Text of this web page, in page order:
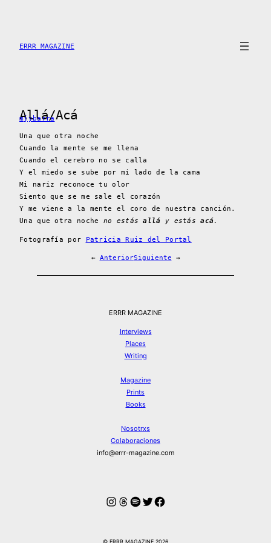
contenido
ERRR MAGAZINE
Allá/Acá
mjybarra
Una que otra noche
Cuando la mente se me llena
Cuando el cerebro no se calla
Y el miedo se sube por mi lado de la cama
Mi nariz reconoce tu olor
Siento que se me sale el corazón
Y me viene a la mente el coro de nuestra canción.
Una que otra noche no estásallá y estásacá .
Fotografía por Patricia Ruiz del Portal
← AnteriorSiguiente →
ERRR MAGAZINE
Interviews
Places
Writing
Magazine
Prints
Books
Nosotrxs
Colaboraciones
info@errr-magazine.com
Instagram
Hilos
Spotify
Twitter
Facebook